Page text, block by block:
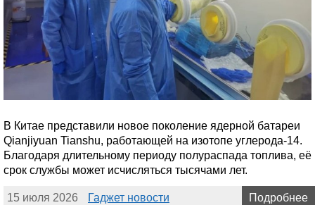
В Китае представили новое поколение ядерной батареи
Qianjiyuan Tianshu, работающей на изотопе углерода-14.
Благодаря длительному периоду полураспада топлива, её
срок службы может исчисляться тысячами лет.
15 июля 2026 Гаджет новости Подробнее